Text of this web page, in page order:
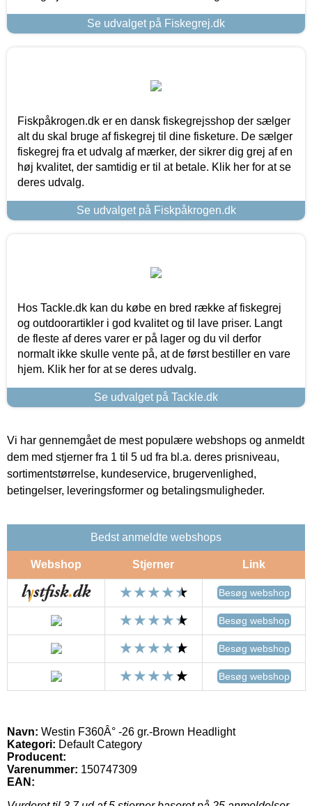
Se udvalget på Fiskegrej.dk
Fiskpåkrogen.dk er en dansk fiskegrejsshop der sælger
alt du skal bruge af fiskegrej til dine fisketure. De sælger
fiskegrej fra et udvalg af mærker, der sikrer dig grej af en
høj kvalitet, der samtidig er til at betale. Klik her for at se
deres udvalg.
Se udvalget på Fiskpåkrogen.dk
Hos Tackle.dk kan du købe en bred række af fiskegrej
og outdoorartikler i god kvalitet og til lave priser. Langt
de fleste af deres varer er på lager og du vil derfor
normalt ikke skulle vente på, at de først bestiller en vare
hjem. Klik her for at se deres udvalg.
Se udvalget på Tackle.dk
Vi har gennemgået de mest populære webshops og anmeldt
dem med stjerner fra 1 til 5 ud fra bl.a. deres prisniveau,
sortimentstørrelse, kundeservice, brugervenlighed,
betingelser, leveringsformer og betalingsmuligheder.
Bedst anmeldte webshops
Webshop Stjerner Link
Besøg webshop
Besøg webshop
Besøg webshop
Besøg webshop
Navn: Westin F360Â° -26 gr.-Brown Headlight
Kategori: Default Category
Producent:
Varenummer: 150747309
EAN: